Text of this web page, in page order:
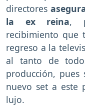
directores
la ex reina,
recibimiento que
regreso a la
al tanto de
producción,
nuevo set a este
lujo.